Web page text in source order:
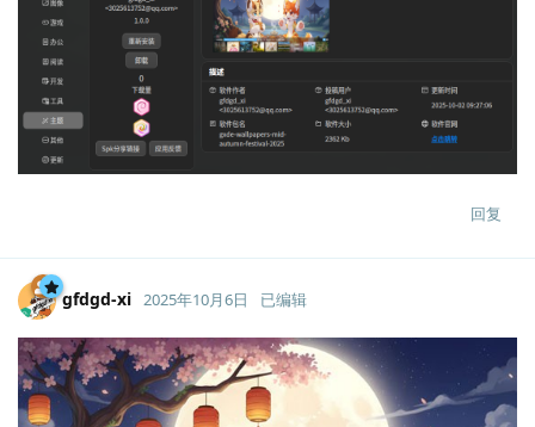
回复
gfdgd-xi
Lv.14
2025年10月6日 已编辑